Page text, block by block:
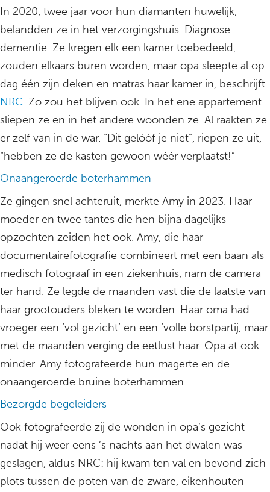
In 2020, twee jaar voor hun diamanten huwelijk,
belandden ze in het verzorgingshuis. Diagnose
dementie. Ze kregen elk een kamer toebedeeld,
zouden elkaars buren worden, maar opa sleepte al op
dag één zijn deken en matras haar kamer in, beschrijft
NRC. Zo zou het blijven ook. In het ene appartement
sliepen ze en in het andere woonden ze. Al raakten ze
er zelf van in de war. “Dit gelóóf je niet”, riepen ze uit,
“hebben ze de kasten gewoon wéér verplaatst!”
Onaangeroerde boterhammen
Ze gingen snel achteruit, merkte Amy in 2023. Haar
moeder en twee tantes die hen bijna dagelijks
opzochten zeiden het ook. Amy, die haar
documentairefotografie combineert met een baan als
medisch fotograaf in een ziekenhuis, nam de camera
ter hand. Ze legde de maanden vast die de laatste van
haar grootouders bleken te worden. Haar oma had
vroeger een ‘vol gezicht’ en een ‘volle borstpartij, maar
met de maanden verging de eetlust haar. Opa at ook
minder. Amy fotografeerde hun magerte en de
onaangeroerde bruine boterhammen.
Bezorgde begeleiders
Ook fotografeerde zij de wonden in opa’s gezicht
nadat hij weer eens ’s nachts aan het dwalen was
geslagen, aldus NRC: hij kwam ten val en bevond zich
plots tussen de poten van de zware, eikenhouten